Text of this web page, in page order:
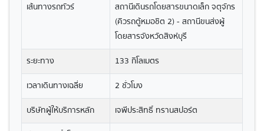
เส้นทางรถทัวร์
สถานีเดินรถโดยสารขนาดเล็ก จตุจักร
(คิวรถตู้หมอชิต 2) - สถานีขนส่งผู้
โดยสารจังหวัดสิงห์บุรี
ระยะทาง
133 กิโลเมตร
เวลาเดินทางเฉลี่ย
2 ชั่วโมง
บริษัทผู้ให้บริการหลัก
เจพีประสิทธิ์ ทรานสปอร์ต